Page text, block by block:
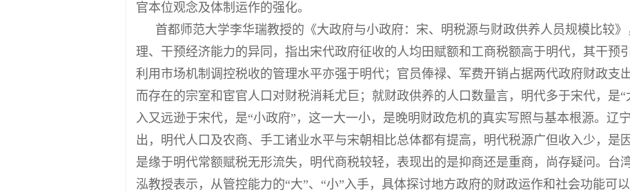
官本位观念及体制运作的强化。
首都师范大学李华瑞教授的《大政府与小政府：宋、明税源与财政供养人员规模比较
理、干预经济能力的异同，指出宋代政府征收的人均田赋额和工商税额高于明代，其干预
利用市场机制调控税收的管理水平亦强于明代；官员俸禄、军费开销占据两代政府财政支
而存在的宗室和宦官人口对财税消耗尤巨；就财政供养的人口数量言，明代多于宋代，是
入又远逊于宋代，是“小政府”，这一大一小，是晚明财政危机的真实写照与基本根源。辽
出，明代人口及农商、手工诸业水平与宋朝相比总体都有提高，明代税源广但收入少，是
是缘于明代常额赋税无形流失，明代商税较轻，表现出的是抑商还是重商，尚存疑问。台
泓教授表示，从管控能力的“大”、“小”入手，具体探讨地方政府的财政运作和社会功能可